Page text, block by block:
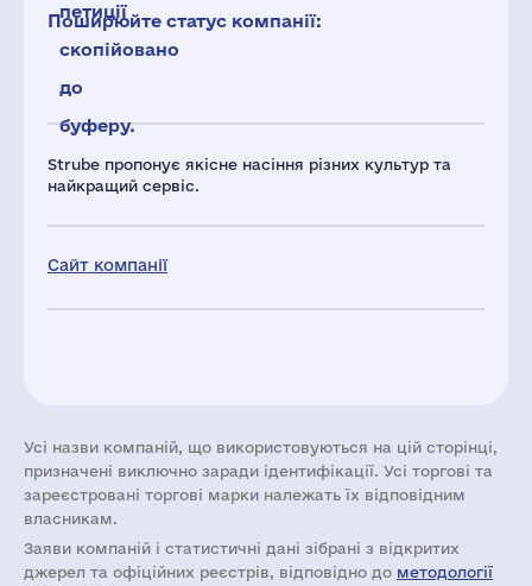
Strube пропонує якісне насіння різних культур та
найкращий сервіс.
Сайт компанії
петиції
скопійовано
до
буферу.
Поширюйте статус компанії:
Усі назви компаній, що використовуються на цій сторінці,
призначені виключно заради ідентифікації. Усі торгові та
зареєстровані торгові марки належать їх відповідним
власникам.
Заяви компаній i статистичні дані зібрані з відкритих
джерел та офіційних реєстрів, відповідно до методології